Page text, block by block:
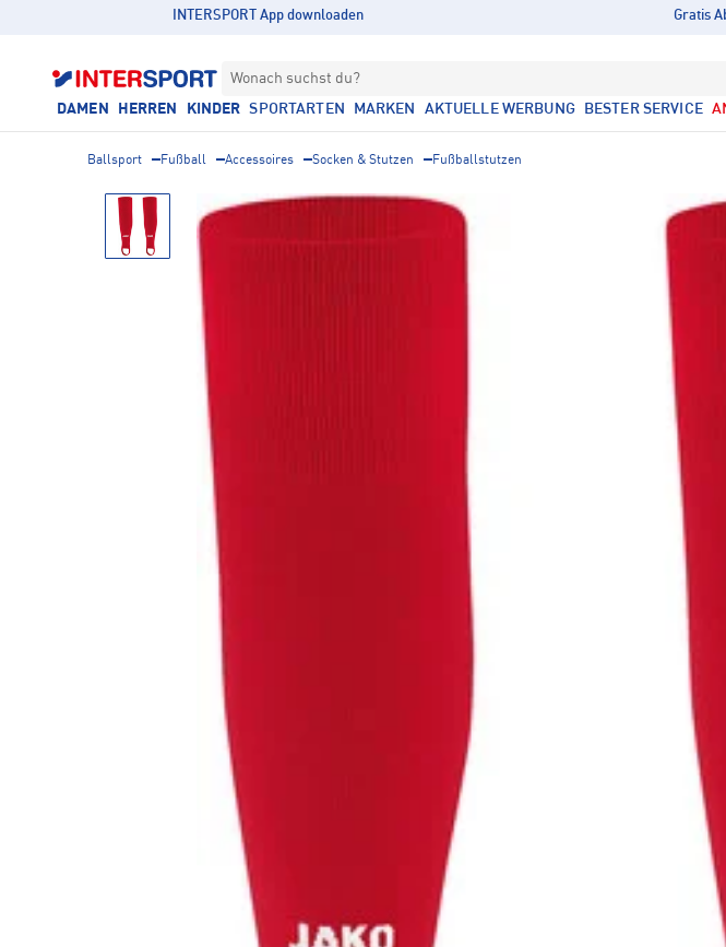
INTERSPORT App downloaden Gratis
Wonach suchst du?
DAMEN HERREN KINDER SPORTARTEN MARKEN AKTUELLE WERBUNG BESTER SERVICE
Ballsport Fußball Accessoires Socken & Stutzen Fußballstutzen